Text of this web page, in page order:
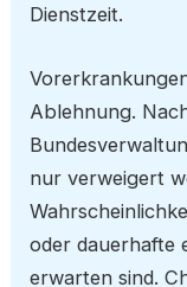
Dienstzeit.
Ablehnung.
nur verweigert
oder dauerhafte
erwarten sind.